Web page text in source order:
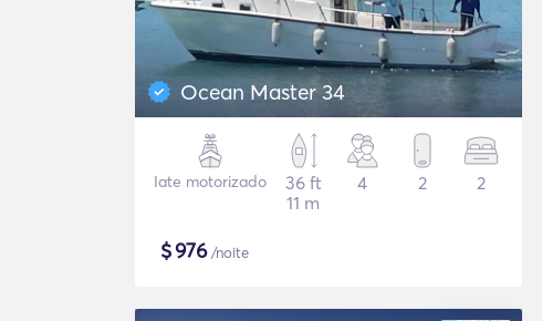
Ocean Master 34
Iate motorizado
36 ft
11 m
4 2 2
$976/noite